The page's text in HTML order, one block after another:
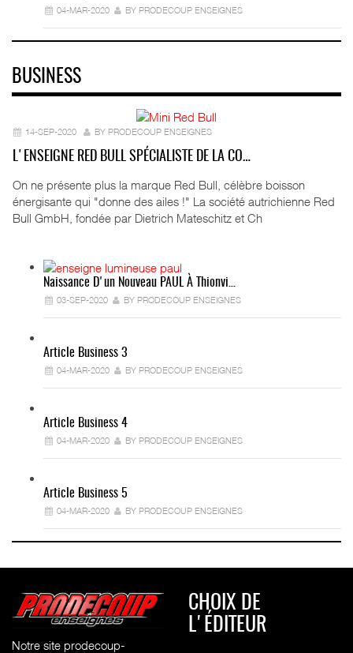
04-MAR-2020 BY PRODECOUP ENSEIGNES
BUSINESS
14-SEP-2020 BY PRODECOUP ENSEIGNES
L'ENSEIGNE RED BULL SPÉCIALISTE DE LA CO…
On ne présente plus la marque Red Bull, célèbre boisson
énergisante qui "donne des ailes !" La société autrichienne Red
Bull GmbH, fondée par Dietrich Mateschitz et Ch
Naissance D'un Nouveau PAUL À Thionvi…
03-SEP-2020 BY PRODECOUP ENSEIGNES
Article Business 3
04-MAR-2020 BY PRODECOUP ENSEIGNES
Article Business 4
04-MAR-2020 BY PRODECOUP ENSEIGNES
Article Business 5
04-MAR-2020 BY PRODECOUP ENSEIGNES
Notre site prodecoup-
CHOIX DE
L'ÉDITEUR